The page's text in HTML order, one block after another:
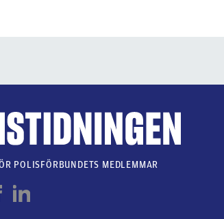
POLISFÖRBUNDETS MEDLEMMAR